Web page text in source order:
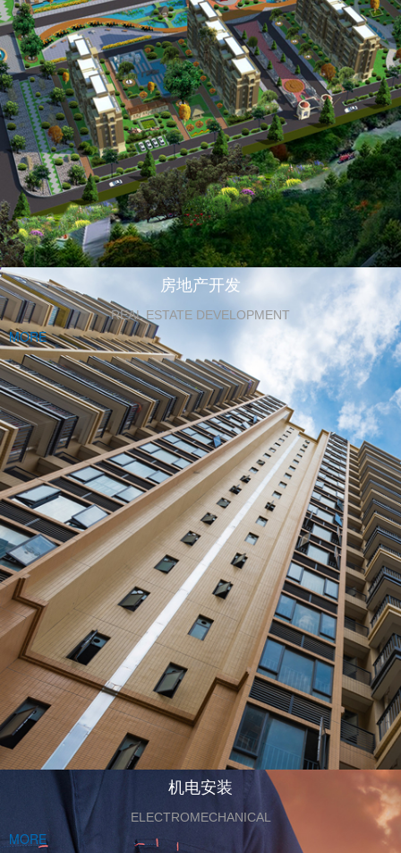
房地产开发
REAL ESTATE DEVELOPMENT
MORE
机电安装
ELECTROMECHANICAL
MORE